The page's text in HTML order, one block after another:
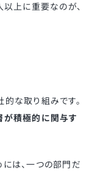
上に重要なのが、
な取り組みです。
が積極的に関与す
は、一つの部門だ